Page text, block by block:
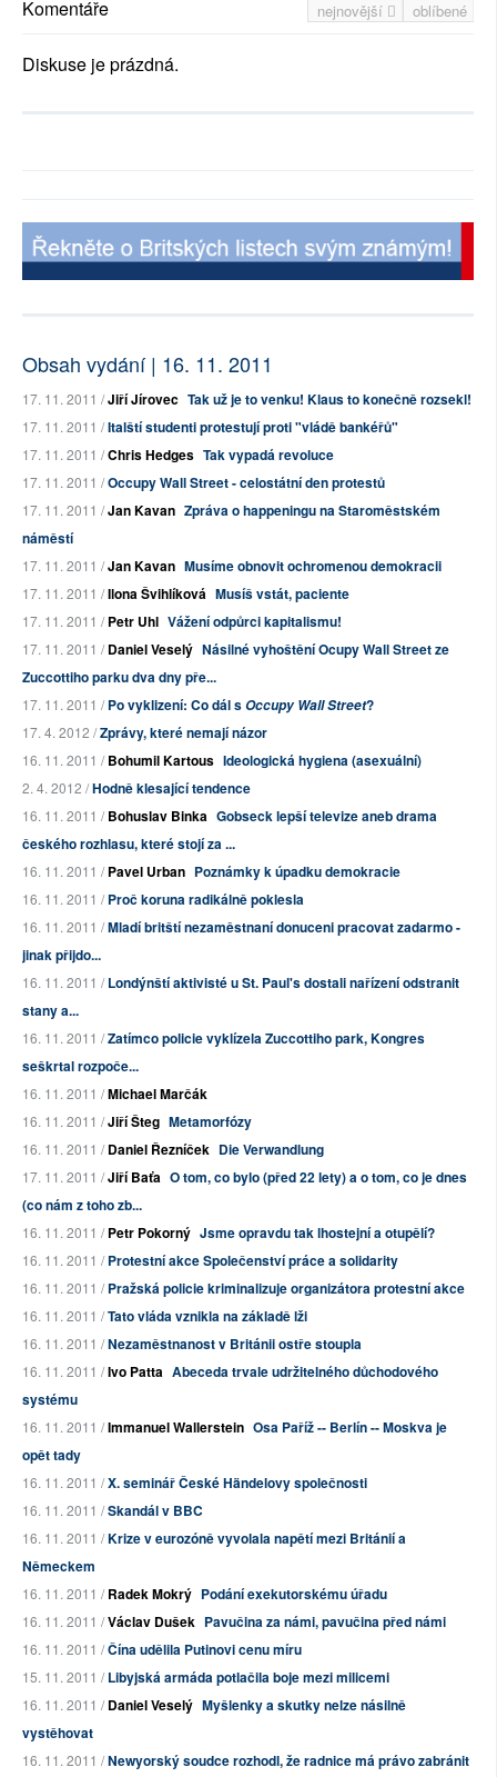
nejnovější oblíbené
Komentáře
Diskuse je prázdná.
Obsah vydání | 16. 11. 2011
17. 11. 2011 /Jiří Jírovec Tak už je to venku! Klaus to konečně rozsekl!
17. 11. 2011 /Italští studenti protestují proti "vládě bankéřů"
17. 11. 2011 /Chris Hedges Tak vypadá revoluce
17. 11. 2011 /Occupy Wall Street - celostátní den protestů
17. 11. 2011 /Jan Kavan Zpráva o happeningu na Staroměstském
náměstí
17. 11. 2011 /Jan Kavan Musíme obnovit ochromenou demokracii
17. 11. 2011 /Ilona Švihlíková Musíš vstát, paciente
17. 11. 2011 /Petr Uhl Vážení odpůrci kapitalismu!
17. 11. 2011 /Daniel Veselý Násilné vyhoštění Ocupy Wall Street ze
Zuccottiho parku dva dny pře...
17. 11. 2011 /Po vyklizení: Co dál sOccupy Wall Street?
17. 4. 2012 /Zprávy, které nemají názor
16. 11. 2011 /Bohumil Kartous Ideologická hygiena (asexuální)
2. 4. 2012 /Hodně klesající tendence
16. 11. 2011 /Bohuslav Binka Gobseck lepší televize aneb drama
českého rozhlasu, které stojí za ...
16. 11. 2011 /Pavel Urban Poznámky k úpadku demokracie
16. 11. 2011 /Proč koruna radikálně poklesla
16. 11. 2011 /Mladí britští nezaměstnaní donuceni pracovat zadarmo -
jinak přijdo...
16. 11. 2011 /Londýnští aktivisté u St. Paul's dostali nařízení odstranit
stany a...
16. 11. 2011 /Zatímco policie vyklízela Zuccottiho park, Kongres
seškrtal rozpoče...
16. 11. 2011 /Michael Marčák
16. 11. 2011 /Jiří Šteg Metamorfózy
16. 11. 2011 /Daniel Řezníček Die Verwandlung
17. 11. 2011 /Jiří Baťa O tom, co bylo (před 22 lety) a o tom, co je dnes
(co nám z toho zb...
16. 11. 2011 /Petr Pokorný Jsme opravdu tak lhostejní a otupělí?
16. 11. 2011 /Protestní akce Společenství práce a solidarity
16. 11. 2011 /Pražská policie kriminalizuje organizátora protestní akce
16. 11. 2011 /Tato vláda vznikla na základě lži
16. 11. 2011 /Nezaměstnanost v Británii ostře stoupla
16. 11. 2011 /Ivo Patta Abeceda trvale udržitelného důchodového
systému
16. 11. 2011 /Immanuel Wallerstein Osa Paříž -- Berlín -- Moskva je
opět tady
16. 11. 2011 /X. seminář České Händelovy společnosti
16. 11. 2011 /Skandál v BBC
16. 11. 2011 /Krize v eurozóně vyvolala napětí mezi Británií a
Německem
16. 11. 2011 /Radek Mokrý Podání exekutorskému úřadu
16. 11. 2011 /Václav Dušek Pavučina za námi, pavučina před námi
16. 11. 2011 /Čína udělila Putinovi cenu míru
15. 11. 2011 /Libyjská armáda potlačila boje mezi milicemi
16. 11. 2011 /Daniel Veselý Myšlenky a skutky nelze násilně
vystěhovat
16. 11. 2011 /Newyorský soudce rozhodl, že radnice má právo zabránit